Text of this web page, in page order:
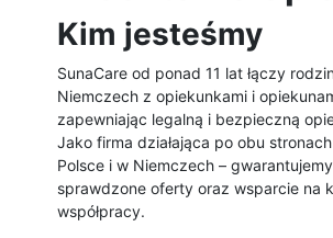
Kim jesteśmy
SunaCare od ponad 11 lat łączy
Niemczech z opiekunkami i
zapewniając legalną i bezpieczną
Jako firma działająca po obu
Polsce i w Niemczech –
sprawdzone oferty oraz wsparcie na
współpracy.